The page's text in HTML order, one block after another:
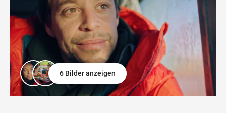
6 Bilder anzeigen